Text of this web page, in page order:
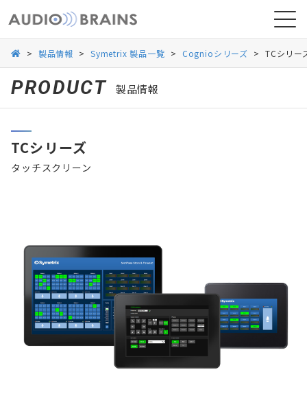
導入事例
お問い合わせ
> 製品情報 > Symetrix 製品一覧 > Cognioシリーズ > TCシリー
PRODUCT 製品情報
TCシリーズ
タッチスクリーン